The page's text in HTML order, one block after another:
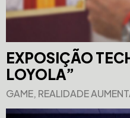
EXPOSIÇÃO
LOYOLA”
GAME, REALIDADE